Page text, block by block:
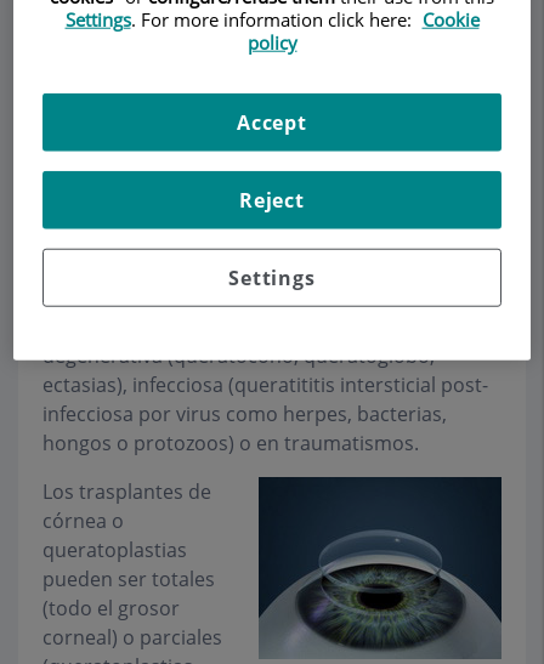
DescriptionServicesTeamContact Relevant details
Opening hours
La cirugía óptico-reparativa mediante
de córnea
se realiza en patología corneal
degenerativa (queratocono, queratoglobo,
ectasias), infecciosa (queratititis intersticial post-
infecciosa por virus como herpes, bacterias,
hongos o protozoos) o en traumatismos.
Los trasplantes de
córnea o
queratoplastias
pueden ser totales
(todo el grosor
corneal) o parciales
Settings. For more information click here: Cookie
policy
Settings
Reject
Accept